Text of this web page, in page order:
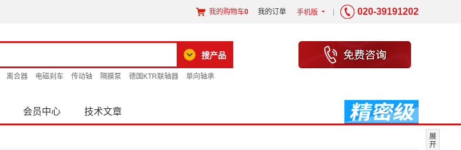
我的购物车0 我的订单 手机版 6 020-39191202
搜产品
离合器 电磁刹车 传动轴 隔膜泵 德国KTR联轴器 单向轴承
会员中心 技术文章
展
开